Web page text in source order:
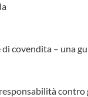
di covendita – una
responsabilità